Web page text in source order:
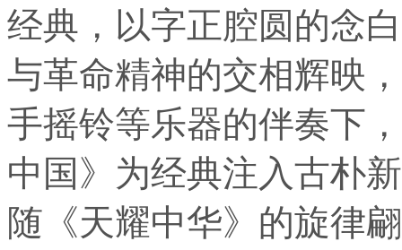
经典，以字正腔圆的念
与革命精神的交相辉映
手摇铃等乐器的伴奏下
中国》为经典注入古朴
随《天耀中华》的旋律